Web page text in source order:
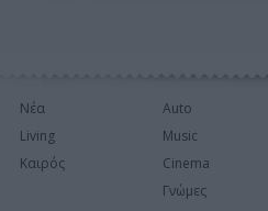
Νέα
Living
Καιρός
Auto
Music
Cinema
Γνώμες